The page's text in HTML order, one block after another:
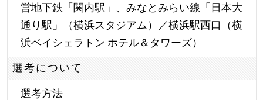
営地下鉄「関内駅」、みなとみらい線「日本大
通り駅」（横浜スタジアム）／横浜駅西口（横
浜ベイシェラトン ホテル＆タワーズ）
選考について
選考方法